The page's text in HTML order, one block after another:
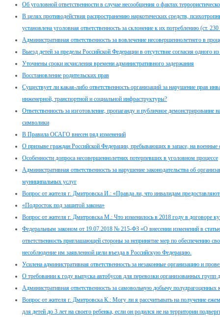
Об уголовной ответственности в случае несообщения о фактах
В целях противодействия распространению наркотических средств,
установлена уголовная ответственность за склонение к их потреблению (ст.
Административная ответственность за вовлечение несовершеннолетнего в
Выезд детей за пределы Российской Федерации в отсутствие согласия одного
Уточнены сроки исчисления времени административного задержания
Восстановление родительских прав
Существует ли какая-либо ответственность организаций за нарушение прав
инженерной, транспортной и социальной инфраструктуры?
Ответственность за изготовление, пропаганду и публичное демонстрирование
символики
В Правила ОСАГО внесен ряд изменений
О призыве граждан Российской Федерации, пребывающих в запасе, на военные
Особенности допроса несовершеннолетних потерпевших в уголовном процессе
Административная ответственность за нарушение законодательства об
муниципальных услуг
Вопрос от жителя г. Дмитровска И.: «Правда ли, что инвалидам
«Подросток под защитой закона»
Вопрос от жителя г. Дмитровска М.: Что изменилось в 2018 году в договоре
Федеральным законом от 19.07.2018 № 215-ФЗ «О внесении изменений в
ответственность приглашающей стороны за непринятие мер по обеспечению
несоблюдение им заявленной цели въезда в Российскую Федерацию.
Усилена административная ответственность за незаконные организацию и
О требовании к году выпуска автобусов для перевозки организованных групп
Административная ответственность за самовольную добычу полудрагоценных
Вопрос от жителя г. Дмитровска К.: Могу ли я рассчитывать на получение
для детей до 3 лет на своего ребенка, если он родился не на территории